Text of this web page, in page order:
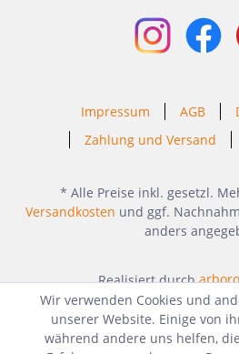
Impressum AGB
Zahlung und Versand
* Alle Preise inkl. gesetzl.
Versandkosten und ggf.
anders
Realisiert durch
Wir verwenden Cookies und
unserer Website. Einige von
während andere uns helfen,